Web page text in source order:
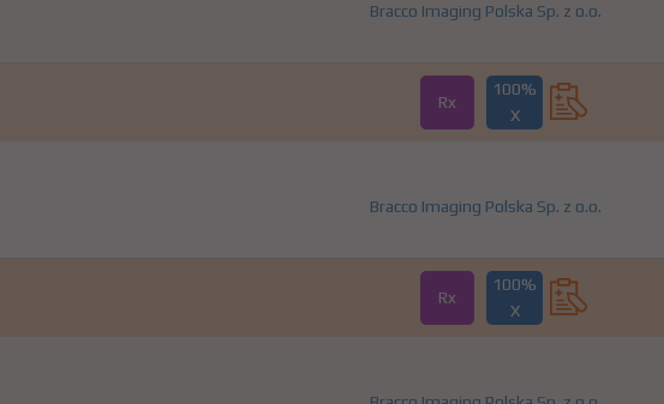
Bracco Imaging Polska Sp. z o.o.
Rx
100%
X
Bracco Imaging Polska Sp. z o.o.
Rx
100%
X